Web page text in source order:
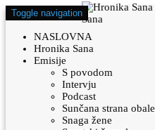
Toggle navigation
NASLOVNA
Hronika Sana
Emisije
S povodom
Intervju
Podcast
Sunčana strana obale
Snaga žene